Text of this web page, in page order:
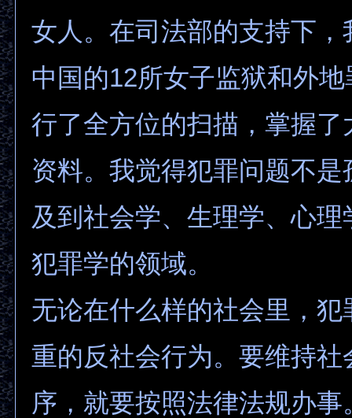
女人。在司法部的支持下，
中国的12所女子监狱和外
行了全方位的扫描，掌握了
资料。我觉得犯罪问题不是
及到社会学、生理学、心
犯罪学的领域。
无论在什么样的社会里，犯
重的反社会行为。要维持社
序，就要按照法律法规办